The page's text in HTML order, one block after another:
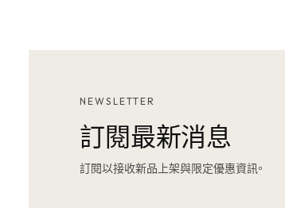
NEWSLETTER
訂閱最新消息
訂閱以接收新品上架與限定優惠資訊。